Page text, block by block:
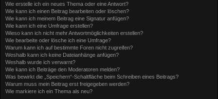
Wie erstelle ich ein neues Thema oder eine Antwort?
Wie kann ich einen Beitrag bearbeiten oder löschen?
Wie kann ich meinem Beitrag eine Signatur anfügen?
Wie kann ich eine Umfrage erstellen?
Wieso kann ich nicht mehr Antwortmöglichkeiten erstellen?
Wie bearbeite oder lösche ich eine Umfrage?
Warum kann ich auf bestimmte Foren nicht zugreifen?
Weshalb kann ich keine Dateianhänge anfügen?
Weshalb wurde ich verwarnt?
Wie kann ich Beiträge den Moderatoren melden?
Was bewirkt die „Speichern“-Schaltfläche beim Schreiben eines Beitrags?
Warum muss mein Beitrag erst freigegeben werden?
Wie markiere ich ein Thema als neu?